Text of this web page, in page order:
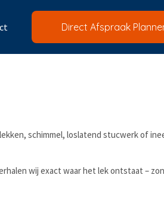
Direct Afspraak
schimmel, loslatend stucwerk of
wij exact waar het lek ontstaat –